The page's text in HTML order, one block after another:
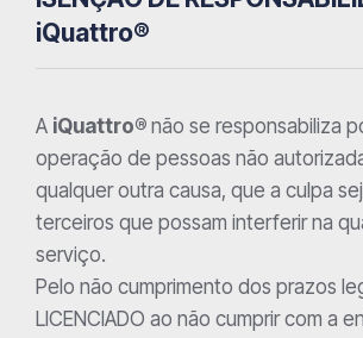
iQuattro®
A iQuattro® não se responsabiliza
operação de pessoas não
qualquer outra causa, que a culpa
terceiros que possam interferir na
serviço.
Pelo não cumprimento dos prazos
LICENCIADO ao não cumprir com a